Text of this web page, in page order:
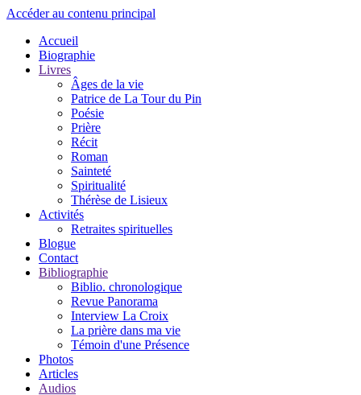
Accéder au contenu principal
Accueil
Biographie
Livres
Âges de la vie
Patrice de La Tour du Pin
Poésie
Prière
Récit
Roman
Sainteté
Spiritualité
Thérèse de Lisieux
Activités
Retraites spirituelles
Blogue
Contact
Bibliographie
Biblio. chronologique
Revue Panorama
Interview La Croix
La prière dans ma vie
Témoin d'une Présence
Photos
Articles
Audios